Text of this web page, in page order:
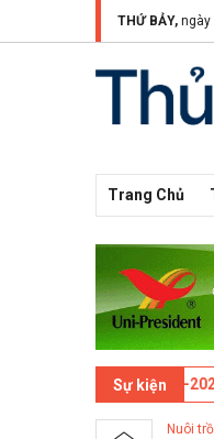
THỨ BẢY,
Trang Chủ
Sự kiện
09-02-2026 London,
Nuôi